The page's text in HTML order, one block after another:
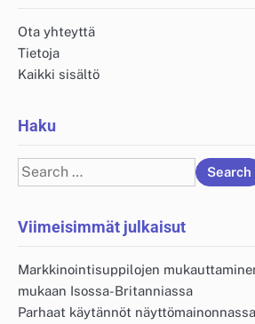
Ota yhteyttä
Tietoja
Kaikki sisältö
Haku
Search
for:
Viimeisimmät julkaisut
Markkinointisuppilojen
mukaan Isossa-Britanniassa
Parhaat käytännöt